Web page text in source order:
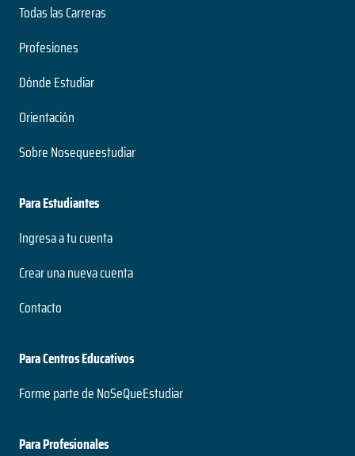
Todas las Carreras
Profesiones
Dónde Estudiar
Orientación
Sobre Nosequeestudiar
Para Estudiantes
Ingresa a tu cuenta
Crear una nueva cuenta
Contacto
Para Centros Educativos
Forme parte de NoSeQueEstudiar
Para Profesionales